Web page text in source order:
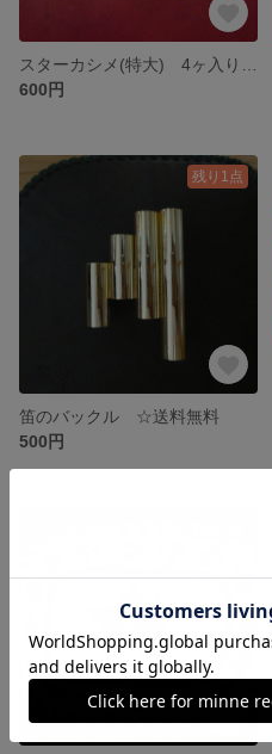
600円
残り1点
笛のバックル ☆送料無料
500円